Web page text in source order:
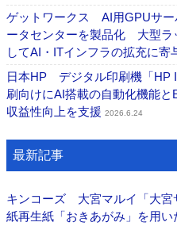
ゲットワークス AI用GPUサー
ータセンターを製品化 大型ラ
してAI・ITインフラの拡充に寄
日本HP デジタル印刷機「HP
刷向けにAI搭載の自動化機能
収益性向上を支援 2026.6.24
最新記事
キンコーズ 大宮マルイ「大
紙再生紙「おきあがみ」を用